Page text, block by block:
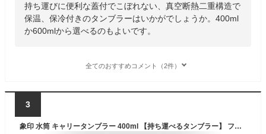
持ち運びに便利な蓋付でこぼれない、真空断熱二重構造で
保温、保冷付きのタンブラーはいかがでしょうか。400ml
か600mlから選べるのもよいです。
全てのおすすめコメント（2件）
3
象印 水筒 キャリータンブラー 400ml 【持ち運べるタンブラー】 フリップタイプ シームレスせん お手入れ点数たったの2点 ヴィンテージローズ SX-KA40-PM